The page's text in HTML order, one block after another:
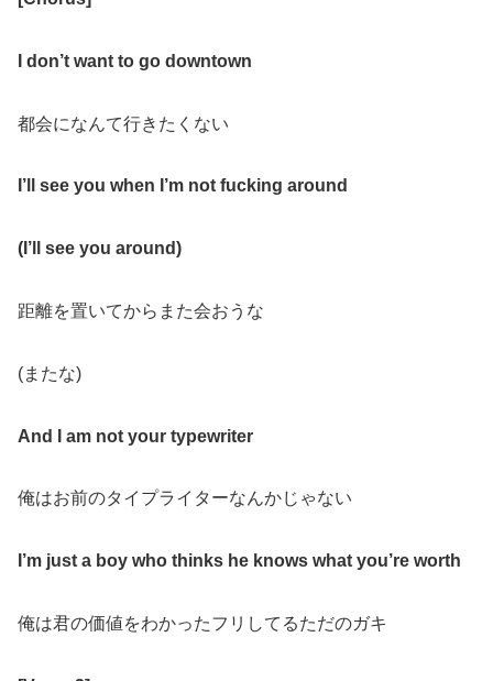
I don’t want to go downtown
都会になんて行きたくない
I’ll see you when I’m not fucking around
(I’ll see you around)
距離を置いてからまた会おうな
(またな)
And I am not your typewriter
俺はお前のタイプライターなんかじゃない
I’m just a boy who thinks he knows what you’re worth
俺は君の価値をわかったフリしてるただのガキ